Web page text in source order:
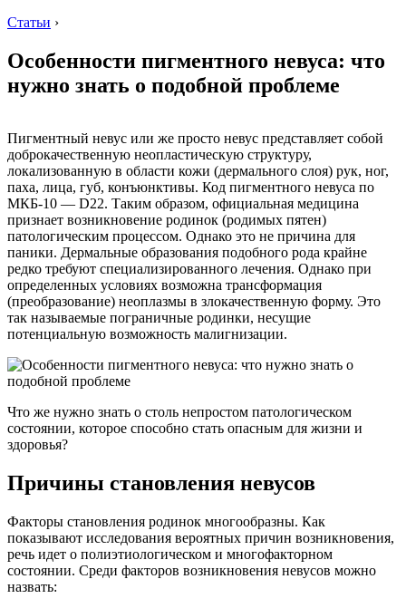
Статьи ›
Особенности пигментного невуса: что
нужно знать о подобной проблеме
Пигментный невус или же просто невус представляет собой
доброкачественную неопластическую структуру,
локализованную в области кожи (дермального слоя) рук, ног,
паха, лица, губ, конъюнктивы. Код пигментного невуса по
МКБ-10 — D22. Таким образом, официальная медицина
признает возникновение родинок (родимых пятен)
патологическим процессом. Однако это не причина для
паники. Дермальные образования подобного рода крайне
редко требуют специализированного лечения. Однако при
определенных условиях возможна трансформация
(преобразование) неоплазмы в злокачественную форму. Это
так называемые пограничные родинки, несущие
потенциальную возможность малигнизации.
Что же нужно знать о столь непростом патологическом
состоянии, которое способно стать опасным для жизни и
здоровья?
Причины становления невусов
Факторы становления родинок многообразны. Как
показывают исследования вероятных причин возникновения,
речь идет о полиэтиологическом и многофакторном
состоянии. Среди факторов возникновения невусов можно
назвать: